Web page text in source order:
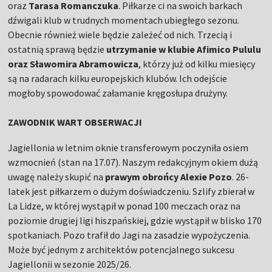
oraz Tarasa Romanczuka. Piłkarze ci na swoich barkach
dźwigali klub w trudnych momentach ubiegłego sezonu.
Obecnie również wiele będzie zależeć od nich. Trzecią i
ostatnią sprawą będzie utrzymanie w klubie Afimico Pululu
oraz Sławomira Abramowicza, którzy już od kilku miesięcy
są na radarach kilku europejskich klubów. Ich odejście
mogłoby spowodować załamanie kręgosłupa drużyny.
ZAWODNIK WART OBSERWACJI
Jagiellonia w letnim oknie transferowym poczyniła osiem
wzmocnień (stan na 17.07). Naszym redakcyjnym okiem dużą
uwagę należy skupić na prawym obrońcy Alexie Pozo. 26-
latek jest piłkarzem o dużym doświadczeniu. Szlify zbierał w
La Lidze, w której wystąpił w ponad 100 meczach oraz na
poziomie drugiej ligi hiszpańskiej, gdzie wystąpił w blisko 170
spotkaniach. Pozo trafił do Jagi na zasadzie wypożyczenia.
Może być jednym z architektów potencjalnego sukcesu
Jagiellonii w sezonie 2025/26.